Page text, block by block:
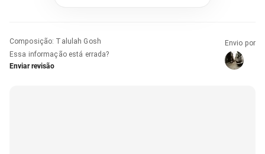
Composição: Talulah Gosh
Essa informação está errada?
Enviar revisão
Envio por